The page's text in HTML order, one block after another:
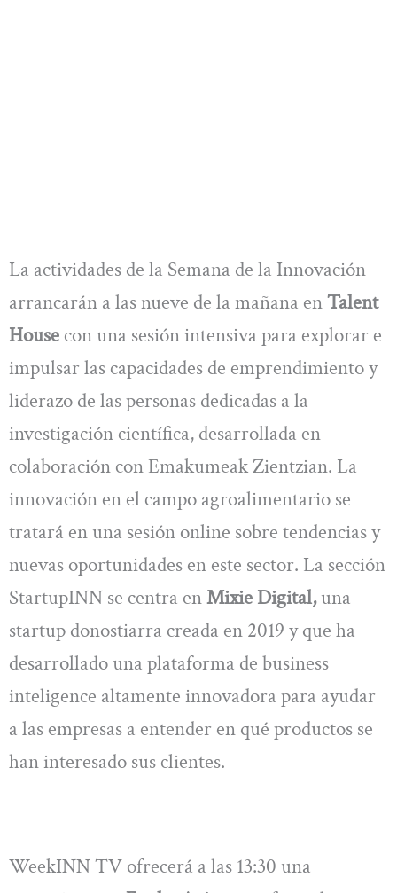
La actividades de la Semana de la Innovación
arrancarán a las nueve de la mañana enTalent
House con una sesión intensiva para explorar e
impulsar las capacidades de emprendimiento y
liderazo de las personas dedicadas a la
investigación científica, desarrollada en
colaboración con Emakumeak Zientzian. La
innovación en el campo agroalimentario se
tratará en una sesión online sobre tendencias y
nuevas oportunidades en este sector. La sección
StartupINN se centra enMixie Digital,una
startup donostiarra creada en 2019 y que ha
desarrollado una plataforma de business
inteligence altamente innovadora para ayudar
a las empresas a entender en qué productos se
han interesado sus clientes.
WeekINN TV ofrecerá a las 13:30 una